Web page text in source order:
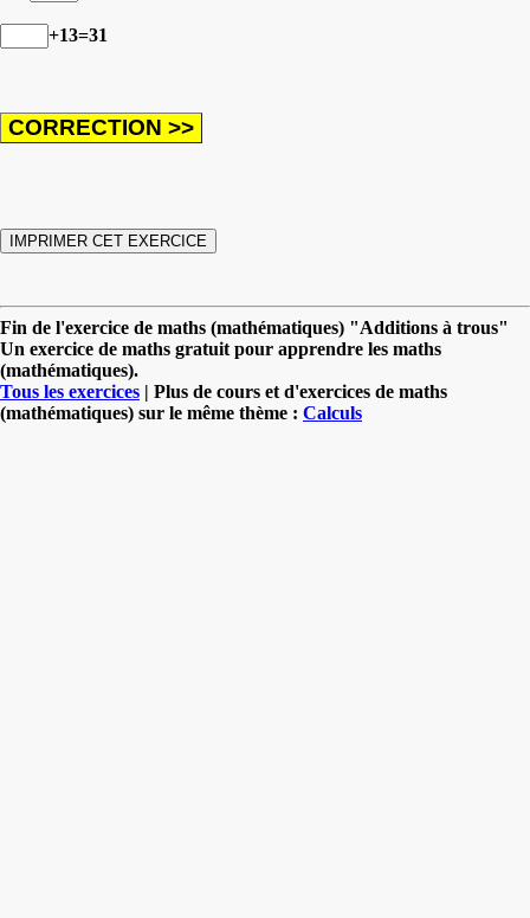
+13=31
Fin de l'exercice de maths (mathématiques) "Additions à trous"
Un exercice de maths gratuit pour apprendre les maths
(mathématiques).
Tous les exercices | Plus de cours et d'exercices de maths
(mathématiques) sur le même thème : Calculs